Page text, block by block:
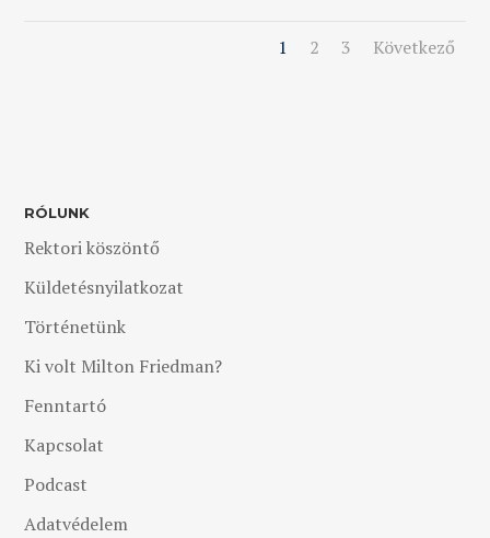
1 2 3 Következő
RÓLUNK
Rektori köszöntő
Küldetésnyilatkozat
Történetünk
Ki volt Milton Friedman?
Fenntartó
Kapcsolat
Podcast
Adatvédelem